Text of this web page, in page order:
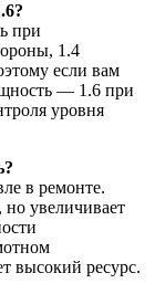
при
1.4
если вам
— 1.6 при
уровня
в ремонте.
увеличивает
высокий ресурс.